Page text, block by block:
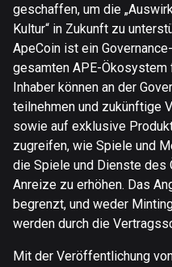
geschaffen, um die
Kultur“ in Zukunft zu
ApeCoin ist ein
gesamten APE-Ökosystem
Inhaber können an der
teilnehmen und zukünftige
sowie auf exklusive
zugreifen, wie Spiele und
die Spiele und Dienste
Anreize zu erhöhen. Das
begrenzt, und weder
werden durch die
Mit der Veröffentlichung